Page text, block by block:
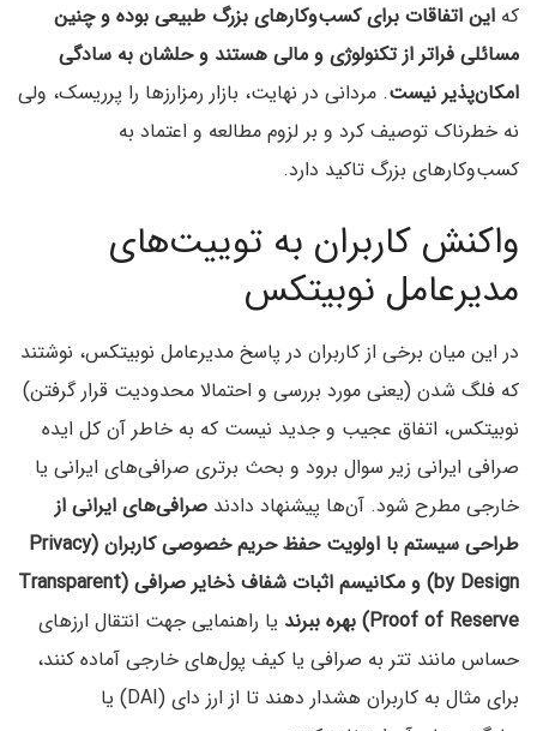
که این اتفاقات برای کسب‌وکارهای بزرگ طبیعی بوده و چنین
مسائلی فراتر از تکنولوژی و مالی هستند و حلشان به سادگی
امکان‌پذیر نیست. مردانی در نهایت، بازار رمزارزها را پرریسک، ولی
نه خطرناک توصیف کرد و بر لزوم مطالعه و اعتماد به
کسب‌وکارهای بزرگ تاکید دارد.
واکنش کاربران به توییت‌های
مدیرعامل نوبیتکس
در این میان برخی از کاربران در پاسخ مدیرعامل نوبیتکس، نوشتند
که فلگ شدن (یعنی مورد بررسی و احتمالا محدودیت قرار گرفتن)
نوبیتکس، اتفاق عجیب و جدید نیست که به خاطر آن کل ایده‌
صرافی ایرانی زیر سوال برود و بحث برتری صرافی‌های ایرانی یا
خارجی مطرح شود. آن‌ها پیشنهاد دادند صرافی‌های ایرانی از
طراحی سیستم با اولویت حفظ حریم خصوصی کاربران (Privacy
by Design) و مکانیسم اثبات شفاف ذخایر صرافی (Transparent
Proof of Reserve) بهره ببرند
یا راهنمایی جهت انتقال ارزهای
حساس مانند تتر به صرافی یا کیف پول‌های خارجی آماده کنند،
برای مثال به کاربران هشدار دهند تا از ارز دای (DAI) یا